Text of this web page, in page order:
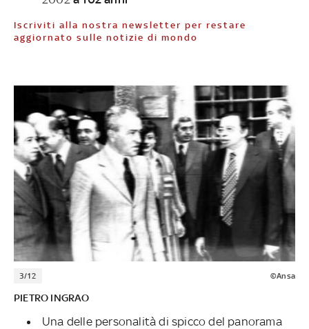
Iscriviti alla nostra newsletter per restare
aggiornato sulle notizie di mondo
3/12 ©Ansa
PIETRO INGRAO
Una delle personalità di spicco del panorama